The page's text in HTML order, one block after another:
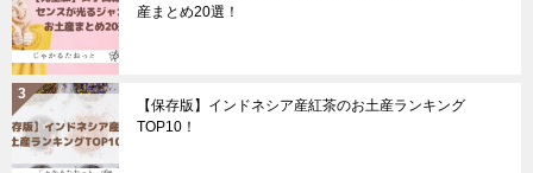
産まとめ20選！
【保存版】インドネシア産紅茶のお土産ランキング
TOP10！